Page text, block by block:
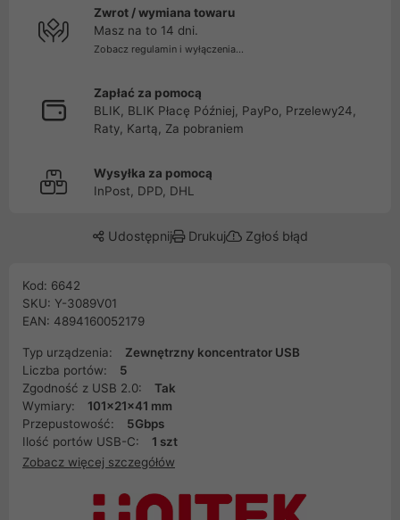
Zwrot / wymiana towaru
Masz na to 14 dni.
Zobacz regulamin i wyłączenia...
Zapłać za pomocą
BLIK, BLIK Płacę Później, PayPo, Przelewy24,
Raty, Kartą, Za pobraniem
Wysyłka za pomocą
InPost, DPD, DHL
Udostępnij Drukuj Zgłoś błąd
Kod: 6642
SKU: Y-3089V01
EAN: 4894160052179
Typ urządzenia:
Zewnętrzny koncentrator USB
Liczba portów:
5
Zgodność z USB 2.0:
Tak
Wymiary:
101x21x41 mm
Przepustowość:
5Gbps
Ilość portów USB-C:
1 szt
Zobacz więcej szczegółów